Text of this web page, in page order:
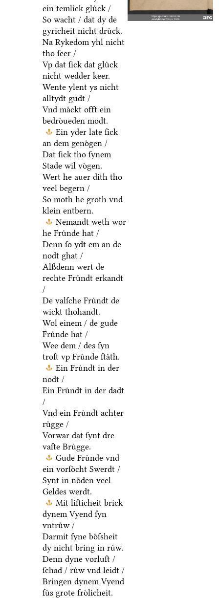
ein temlick gluͤck /
So wacht / dat dy de
gyricheit nicht druͤck.
Na Rykedom yhl nicht
tho ſeer /
Vp dat ſick dat gluͤck
nicht wedder keer.
Wente ylent ys nicht
alltydt gudt /
Vnd maͤckt offt ein
bedroͤueden modt.
Ein yder late ſick
an dem genoͤgen /
Dat ſick tho ſynem
Stade wil voͤgen.
Wert he auer dith tho
veel begern /
So moth he groth vnd
klein entbern.
Nemandt weth wor
he Fruͤnde hat /
Denn ſo ydt em an de
nodt ghat /
Alßdenn wert de
rechte Fruͤndt erkandt
/
De valſche Fruͤndt de
wickt thohandt.
Wol einem / de gude
Fruͤnde hat /
Wee dem / des ſyn
troſt vp Fruͤnde ſtaͤth.
Ein Fruͤndt in der
nodt /
Ein Fruͤndt in der dadt
/
Vnd ein Fruͤndt achter
ruͤgge /
Vorwar dat ſynt dre
vaſte Bruͤgge.
Gude Fruͤnde vnd
ein vorſoͤcht Swerdt /
Synt in noͤden veel
Geldes werdt.
Mit liſticheit brick
dynem Vyend ſyn
vntruͤw /
Darmit ſyne boͤſsheit
dy nicht bring in ruͤw.
Denn dyne vorluſt /
ſchad / ruͤw vnd leidt /
Bringen dynem Vyend
ſuͤs grote froͤlicheit.